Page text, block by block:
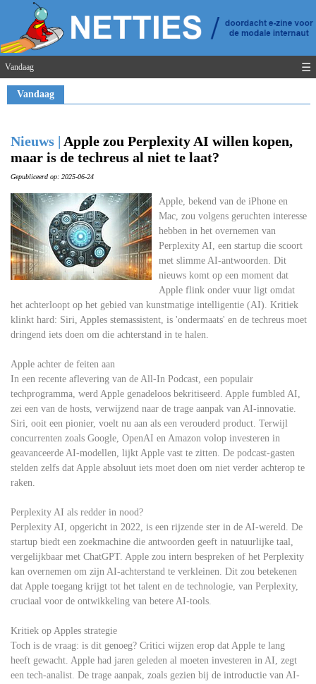
Vandaag ☰
Vandaag
Nieuws | Apple zou Perplexity AI willen kopen,
maar is de techreus al niet te laat?
Gepubliceerd op: 2025-06-24
Apple, bekend van de iPhone en
Mac, zou volgens geruchten interesse
hebben in het overnemen van
Perplexity AI, een startup die scoort
met slimme AI-antwoorden. Dit
nieuws komt op een moment dat
Apple flink onder vuur ligt omdat
het achterloopt op het gebied van kunstmatige intelligentie (AI). Kritiek
klinkt hard: Siri, Apples stemassistent, is 'ondermaats' en de techreus moet
dringend iets doen om die achterstand in te halen.
Apple achter de feiten aan
In een recente aflevering van de All-In Podcast, een populair
techprogramma, werd Apple genadeloos bekritiseerd. Apple fumbled AI,
zei een van de hosts, verwijzend naar de trage aanpak van AI-innovatie.
Siri, ooit een pionier, voelt nu aan als een verouderd product. Terwijl
concurrenten zoals Google, OpenAI en Amazon volop investeren in
geavanceerde AI-modellen, lijkt Apple vast te zitten. De podcast-gasten
stelden zelfs dat Apple absoluut iets moet doen om niet verder achterop te
raken.
Perplexity AI als redder in nood?
Perplexity AI, opgericht in 2022, is een rijzende ster in de AI-wereld. De
startup biedt een zoekmachine die antwoorden geeft in natuurlijke taal,
vergelijkbaar met ChatGPT. Apple zou intern bespreken of het Perplexity
kan overnemen om zijn AI-achterstand te verkleinen. Dit zou betekenen
dat Apple toegang krijgt tot het talent en de technologie, van Perplexity,
cruciaal voor de ontwikkeling van betere AI-tools.
Kritiek op Apples strategie
Toch is de vraag: is dit genoeg? Critici wijzen erop dat Apple te lang
heeft gewacht. Apple had jaren geleden al moeten investeren in AI, zegt
een tech-analist. De trage aanpak, zoals gezien bij de introductie van AI-